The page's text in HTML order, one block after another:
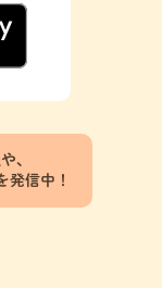
、
発信中！